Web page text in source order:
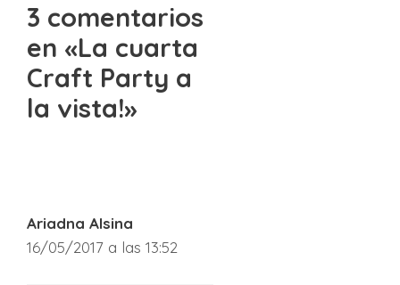
3 comentarios
en «La cuarta
Craft Party a
la vista!»
Ariadna Alsina
16/05/2017 a las 13:52